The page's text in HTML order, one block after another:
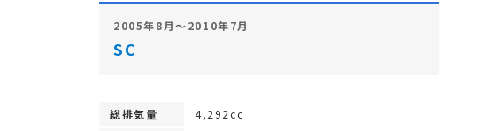
2005年8月～2010年7月
SC
総排気量
4,292cc